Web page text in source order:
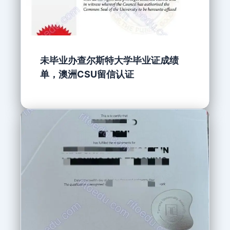
未毕业办查尔斯特大学毕业证成绩
单，澳洲CSU留信认证